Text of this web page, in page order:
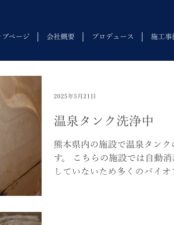
プページ 会社概要 プロデュース 施工事
温泉タンク洗浄中
熊本県内の施設で温泉タンク
す。 こちらの施設では自動消
していないため多くのバイオ
2025年5月21日